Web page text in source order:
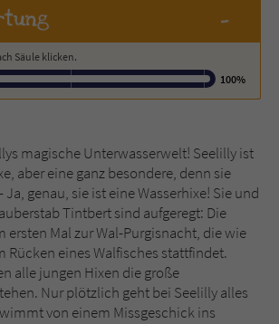
-
Säule klicken.
100%
magische Unterwasserwelt! Seelilly ist
aber eine ganz besondere, denn sie
Ja, genau, sie ist eine Wasserhixe! Sie und
Tintbert sind aufgeregt: Die
ersten Mal zur Wal-Purgisnacht, die wie
Rücken eines Walfisches stattfindet.
alle jungen Hixen die große
Nur plötzlich geht bei Seelilly alles
von einem Missgeschick ins
tx_pwcomments_ahash
Literatur-Couch Medien GmbH & Co. KG
Cookie für Kommentare einzelner Buchtitel
fe_typo_user
Literatur-Couch Medien GmbH & Co. KG
Session